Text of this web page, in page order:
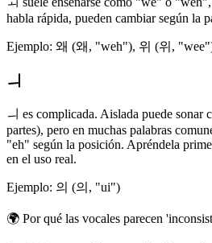
habla rápida, pueden cambiar según la
Ejemplo: 왜 (왜, "weh"), 위 (위,
ㅢ
ㅢ es complicada. Aislada puede sonar
partes), pero en muchas palabras
"eh" según la posición. Apréndela
en el uso real.
Ejemplo: 의 (의, "ui")
🌍 Por qué las vocales parecen